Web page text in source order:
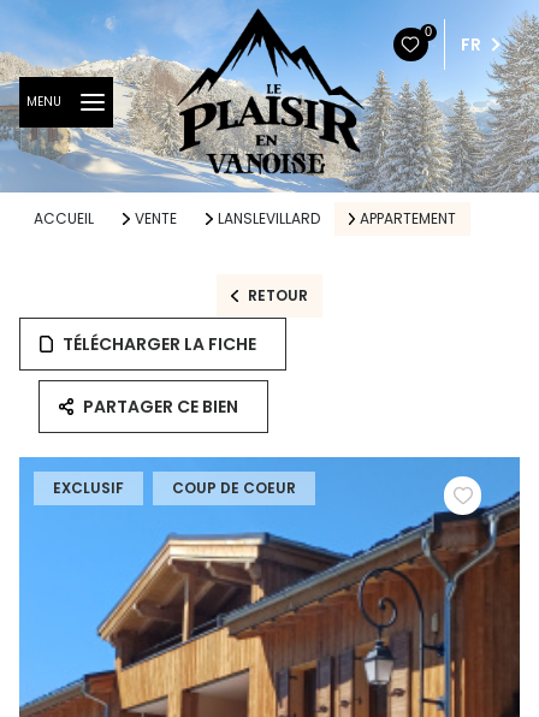
0
FR
MENU
ACCUEIL VENTE LANSLEVILLARD APPARTEMENT
RETOUR
TÉLÉCHARGER LA FICHE
PARTAGER CE BIEN
EXCLUSIF COUP DE COEUR